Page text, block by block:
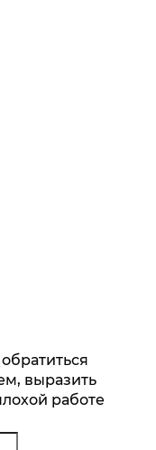
выразить
работе